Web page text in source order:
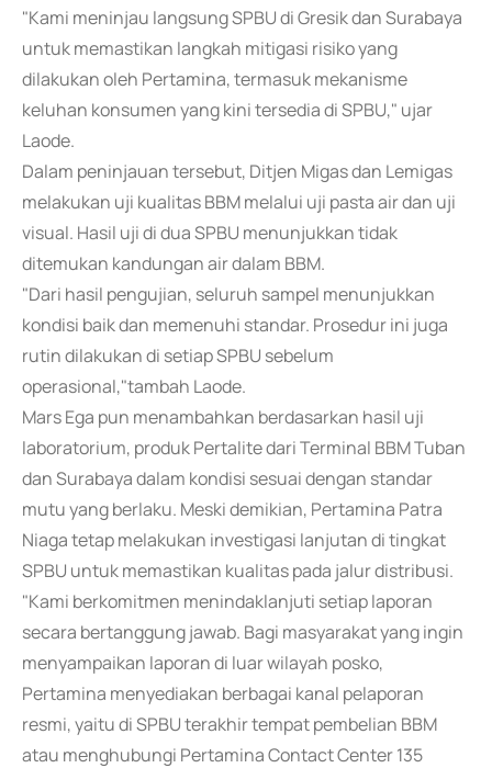
"Kami meninjau langsung SPBU di Gresik dan Surabaya
untuk memastikan langkah mitigasi risiko yang
dilakukan oleh Pertamina, termasuk mekanisme
keluhan konsumen yang kini tersedia di SPBU," ujar
Laode.
Dalam peninjauan tersebut, Ditjen Migas dan Lemigas
melakukan uji kualitas BBM melalui uji pasta air dan uji
visual. Hasil uji di dua SPBU menunjukkan tidak
ditemukan kandungan air dalam BBM.
"Dari hasil pengujian, seluruh sampel menunjukkan
kondisi baik dan memenuhi standar. Prosedur ini juga
rutin dilakukan di setiap SPBU sebelum
operasional,"tambah Laode.
Mars Ega pun menambahkan berdasarkan hasil uji
laboratorium, produk Pertalite dari Terminal BBM Tuban
dan Surabaya dalam kondisi sesuai dengan standar
mutu yang berlaku. Meski demikian, Pertamina Patra
Niaga tetap melakukan investigasi lanjutan di tingkat
SPBU untuk memastikan kualitas pada jalur distribusi.
"Kami berkomitmen menindaklanjuti setiap laporan
secara bertanggung jawab. Bagi masyarakat yang ingin
menyampaikan laporan di luar wilayah posko,
Pertamina menyediakan berbagai kanal pelaporan
resmi, yaitu di SPBU terakhir tempat pembelian BBM
atau menghubungi Pertamina Contact Center 135